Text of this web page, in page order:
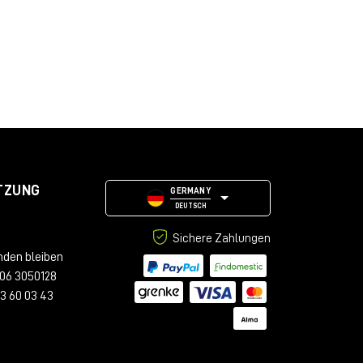
bleiben
3050128
60 03 43
GERMANY
DEUTSCH
Sichere Zahlungen